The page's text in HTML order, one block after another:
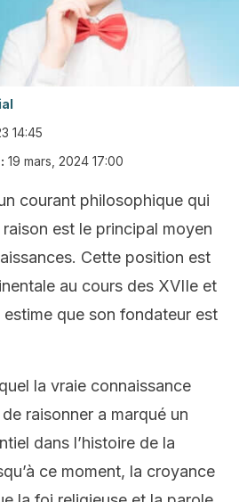
14:45
19 mars, 2024 17:00
courant philosophique qui
est le principal moyen
Cette position est
au cours des XVIIe et
que son fondateur est
la vraie connaissance
raisonner a marqué un
dans l’histoire de la
ce moment, la croyance